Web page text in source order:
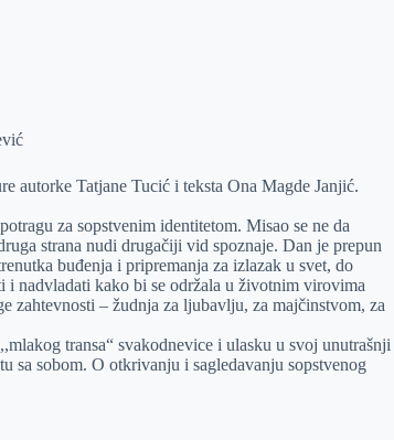
autorke Tatjane Tucić i teksta Ona Magde Janjić.
za sopstvenim identitetom. Misao se ne da
strana nudi drugačiji vid spoznaje. Dan je prepun
buđenja i pripremanja za izlazak u svet, do
i nadvladati kako bi se održala u životnim virovima
– žudnja za ljubavlju, za majčinstvom, za
transa“ svakodnevice i ulasku u svoj unutrašnji
sa sobom. O otkrivanju i sagledavanju sopstvenog